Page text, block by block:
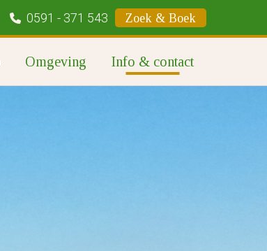
0591 - 371 543 Zoek & Boek
Omgeving Info & contact